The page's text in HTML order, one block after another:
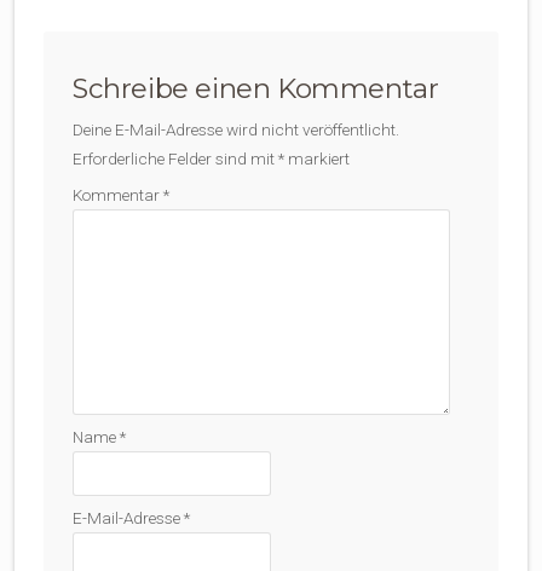
Schreibe einen Kommentar
Deine E-Mail-Adresse wird nicht veröffentlicht.
Erforderliche Felder sind mit* markiert
Kommentar*
Name*
E-Mail-Adresse*